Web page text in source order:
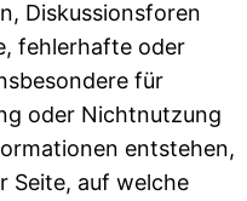
Diskussionsforen
fehlerhafte oder
für
oder Nichtnutzung
entstehen,
Seite, auf welche